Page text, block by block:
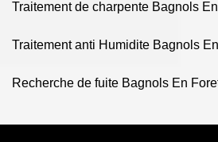
Traitement de charpente Bagnols
Traitement anti Humidite Bagnols
Recherche de fuite Bagnols En